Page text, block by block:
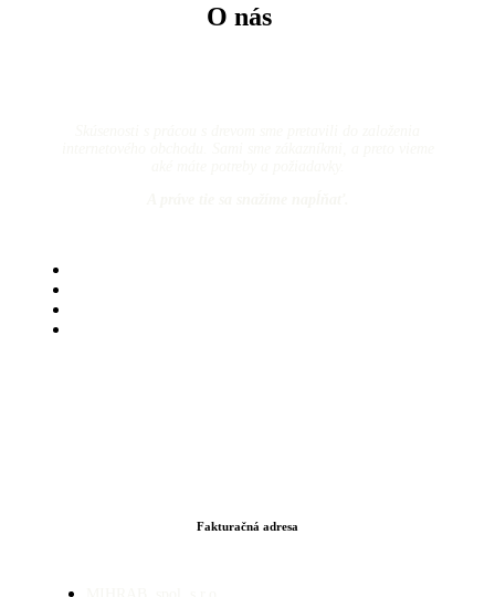
O nás
Fakturačná adresa